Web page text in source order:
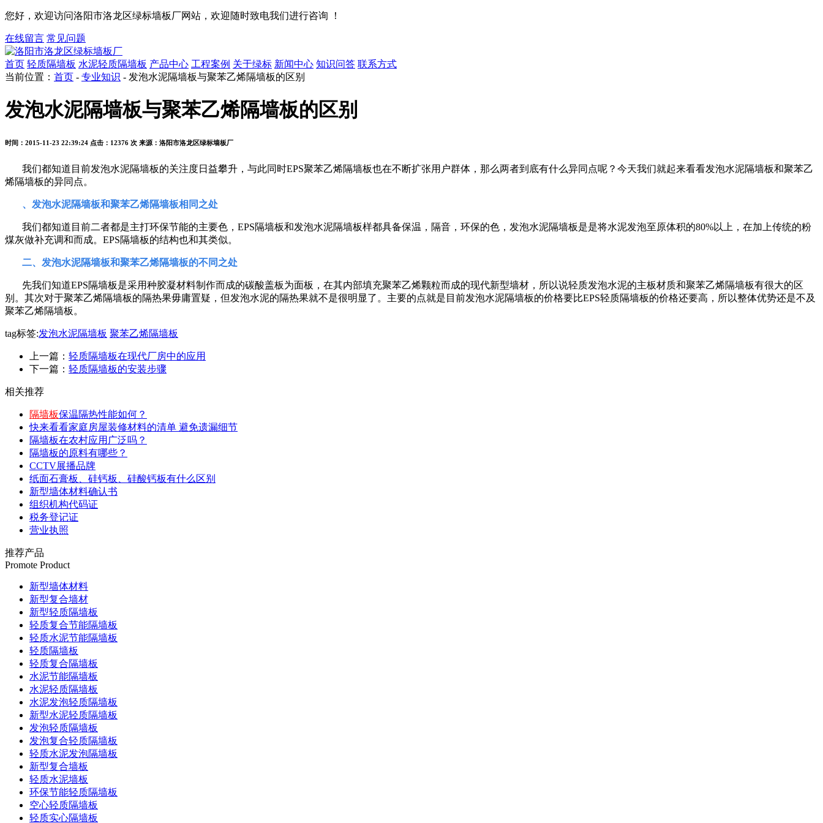
您好，欢迎访问洛阳市洛龙区绿标墙板厂网站，欢迎随时致电我们进行咨询 ！
在线留言 常见问题
首页 轻质隔墙板 水泥轻质隔墙板 产品中心 工程案例 关于绿标 新闻中心 知识问答 联系方式
当前位置： 首页 - 专业知识 - 发泡水泥隔墙板与聚苯乙烯隔墙板的区别
发泡水泥隔墙板与聚苯乙烯隔墙板的区别
时间：2015-11-23 22:39:24 点击：12376 次 来源：洛阳市洛龙区绿标墙板厂
我们都知道目前发泡水泥隔墙板的关注度日益攀升，与此同时EPS聚苯乙烯隔墙板也在不断扩张用户群体，那么两者到底有什么异同点呢？今天我们就起来看看发泡水泥隔墙板和聚苯乙
烯隔墙板的异同点。
、发泡水泥隔墙板和聚苯乙烯隔墙板相同之处
我们都知道目前二者都是主打环保节能的主要色， EPS隔墙板和发泡水泥隔墙板样都具备保温，隔音，环保的色，发泡水泥隔墙板是是将水泥发泡至原体积的80%以上，在加上传统的粉
煤灰做补充调和而成。 EPS隔墙板的结构也和其类似。
二、发泡水泥隔墙板和聚苯乙烯隔墙板的不同之处
先我们知道EPS隔墙板是采用种胶凝材料制作而成的碳酸盖板为面板，在其内部填充聚苯乙烯颗粒而成的现代新型墙材，所以说轻质发泡水泥的主板材质和聚苯乙烯隔墙板有很大的区
别。其次对于聚苯乙烯隔墙板的隔热果毋庸置疑，但发泡水泥的隔热果就不是很明显了。主要的点就是目前发泡水泥隔墙板的价格要比EPS轻质隔墙板的价格还要高，所以整体优势还是不及
聚苯乙烯隔墙板。
tag标签:发泡水泥隔墙板 聚苯乙烯隔墙板
上一篇： 轻质隔墙板在现代厂房中的应用
下一篇： 轻质隔墙板的安装步骤
相关推荐
隔墙板保温隔热性能如何？
快来看看家庭房屋装修材料的清单 避免遗漏细节
隔墙板在农村应用广泛吗？
隔墙板的原料有哪些？
CCTV展播品牌
纸面石膏板、硅钙板、硅酸钙板有什么区别
新型墙体材料确认书
组织机构代码证
税务登记证
营业执照
推荐产品
Promote Product
新型墙体材料
新型复合墙材
新型轻质隔墙板
轻质复合节能隔墙板
轻质水泥节能隔墙板
轻质隔墙板
轻质复合隔墙板
水泥节能隔墙板
水泥轻质隔墙板
水泥发泡轻质隔墙板
新型水泥轻质隔墙板
发泡轻质隔墙板
发泡复合轻质隔墙板
轻质水泥发泡隔墙板
新型复合墙板
轻质水泥墙板
环保节能轻质隔墙板
空心轻质隔墙板
轻质实心隔墙板